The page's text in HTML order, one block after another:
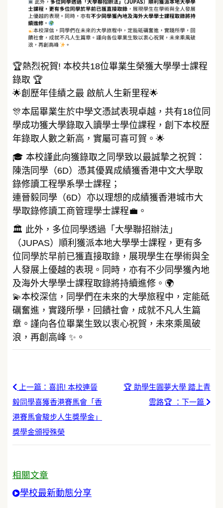
🏆熱烈祝賀! 本校共18位畢業生榮獲大學學士課程
錄取 🏆
🌟創歷年佳績之最 啟航人生新里程🌟
🎊本屆畢業生於中學文憑試表現卓越，共有18位同
學成功獲大學錄取入讀學士學位課程，創下本校歷
年錄取人數之新高，實屬可喜可賀。🌟
🎓 本校謹此向獲錄取之同學致以最誠摯之祝賀：
陳浩同學（6D）憑其優異成績獲香港中文大學取
錄修讀工程學系學士課程；
連晉毅同學（6D）亦以理想的成績獲香港城市大
學取錄修讀工商管理學士課程💼。
🏛️ 此外，多位同學透過「大學聯招辦法」
（JUPAS）順利獲派本地大學學士課程，更有多
位同學於早前已獲直接取錄，展現學生在學術與全
人發展上優越的表現。同時，亦有不少同學獲內地
及海外大學學士課程取錄將持續進修。🌍
💫本校深信，同學們在未來的大學旅程中，定能砥
礪奮進，實踐所學，回饋社會，成就不凡人生篇
章。謹向各位畢業生致以衷心祝賀，未來乘風破
浪，再創高峰 ✨。
上一篇：喜訊! 本校連晉
毅同學喜獲香港賽馬會「香
港賽馬會駿步人生獎學金」
獎學金頒授殊榮
🏆 助學生圓夢大學 踏上青
雲路🏆 ：下一篇
相關文章
學校最新動態分享